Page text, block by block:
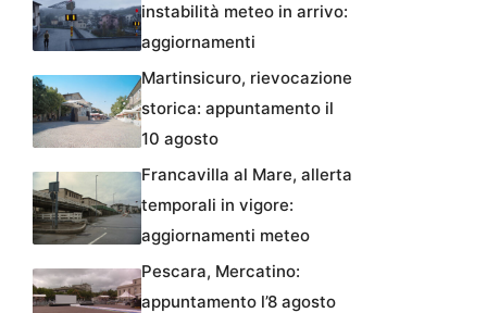
instabilità meteo in arrivo:
aggiornamenti
Martinsicuro, rievocazione
storica: appuntamento il
10 agosto
Francavilla al Mare, allerta
temporali in vigore:
aggiornamenti meteo
Pescara, Mercatino:
appuntamento l’8 agosto